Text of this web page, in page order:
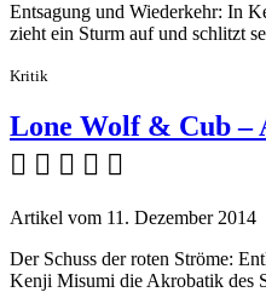
Entsagung und Wiederkehr: In
zieht ein Sturm auf und schlitzt
Kritik
Lone Wolf & Cub –
    
Artikel vom 11. Dezember 2014
Der Schuss der roten Ströme:
Kenji Misumi die Akrobatik des